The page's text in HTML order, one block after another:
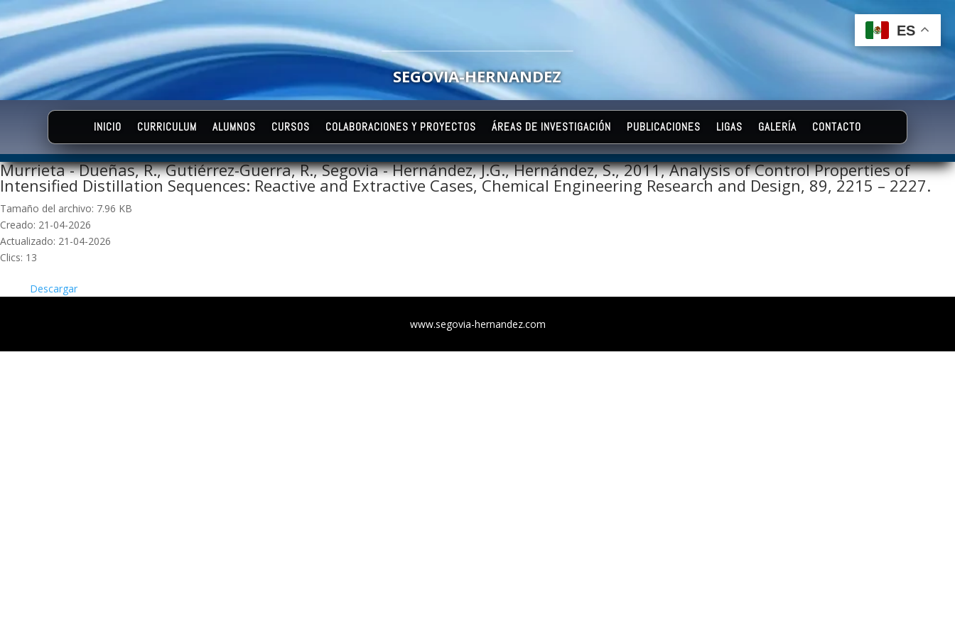
SEGOVIA-HERNANDEZ
INICIO CURRICULUM ALUMNOS CURSOS COLABORACIONES Y PROYECTOS ÁREAS DE INVESTIGACIÓN PUBLICACIONES LIGAS GALERÍA CONTACTO
Murrieta - Dueñas, R., Gutiérrez-Guerra, R., Segovia - Hernández, J.G., Hernández, S., 2011, Analysis of Control Properties of
Intensified Distillation Sequences: Reactive and Extractive Cases, Chemical Engineering Research and Design, 89, 2215 – 2227.
Tamaño del archivo: 7.96 KB
Creado: 21-04-2026
Actualizado: 21-04-2026
Clics: 13
Descargar
www.segovia-hernandez.com
ES
ES